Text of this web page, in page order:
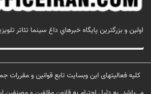
اولين و بزرگترين پايگاه خبرهاي داغ سينما تئاتر
کلیه فعالیتهای این وبسایت تابع قوانین و مقررات